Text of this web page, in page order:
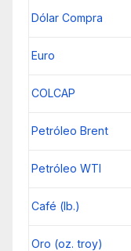
Dólar Compra
Euro
COLCAP
Petróleo Brent
Petróleo WTI
Café (lb.)
Oro (oz. troy)